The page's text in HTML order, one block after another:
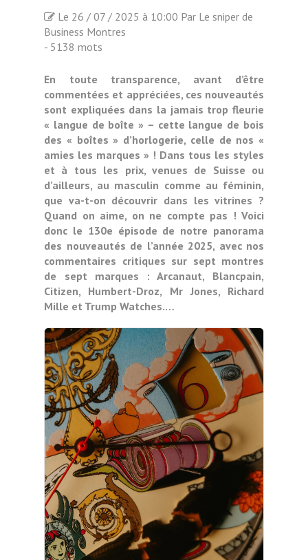
Le 26 / 07 / 2025 à 10:00 Par Le sniper de
Business Montres
- 5138 mots
En toute transparence, avant d’être
commentées et appréciées, ces nouveautés
sont expliquées dans la jamais trop fleurie
« langue de boîte » – cette langue de bois
des « boîtes » d’horlogerie, celle de nos «
amies les marques » ! Dans tous les styles
et à tous les prix, venues de Suisse ou
d’ailleurs, au masculin comme au féminin,
que va-t-on découvrir dans les vitrines ?
Quand on aime, on ne compte pas ! Voici
donc le 130e épisode de notre panorama
des nouveautés de l’année 2025, avec nos
commentaires critiques sur sept montres
de sept marques : Arcanaut, Blancpain,
Citizen, Humbert-Droz, Mr Jones, Richard
Mille et Trump Watches.…